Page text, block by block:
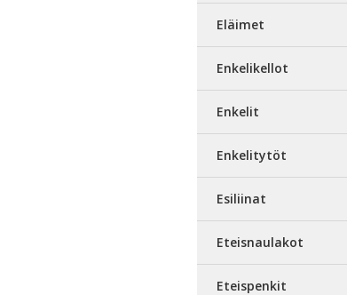
Eläimet
Enkelikellot
Enkelit
Enkelitytöt
Esiliinat
Eteisnaulakot
Eteispenkit